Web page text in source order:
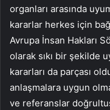
organları arasında
kararlar herkes için
Avrupa İnsan Hakları
olarak sıkı bir şekilde
kararları da parçası
anlaşmalara uygun
ve referanslar